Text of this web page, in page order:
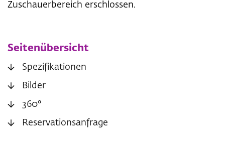
Zuschauerbereich erschlossen.
Seitenübersicht
Spezifikationen
Bilder
360°
Reservationsanfrage